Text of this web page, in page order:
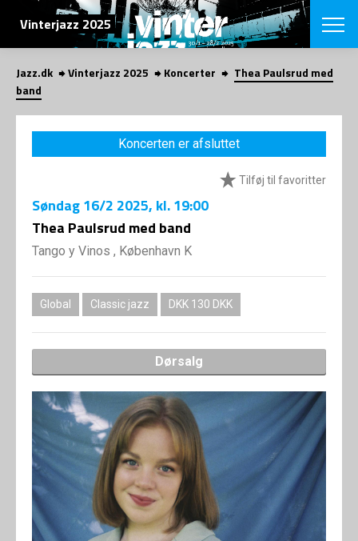
SØG
Vinterjazz 2025
English
VÆLG
VINTERJAZZ
Temaer
LOCATIONS
Om fonden
SHOP
Jazz.dk Vinterjazz 2025 Koncerter
Thea Paulsrud med
band
Koncerten er afsluttet
Tilføj til favoritter
Søndag16/2 2025, kl. 19:00
Thea Paulsrud med band
Tango y Vinos , København K
Global Classic jazz DKK 130 DKK
Dørsalg